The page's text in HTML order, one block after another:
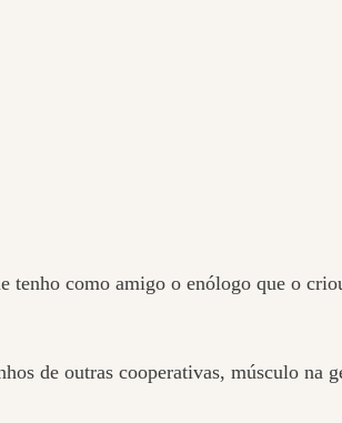
como amigo o enólogo que o
de outras cooperativas, músculo na